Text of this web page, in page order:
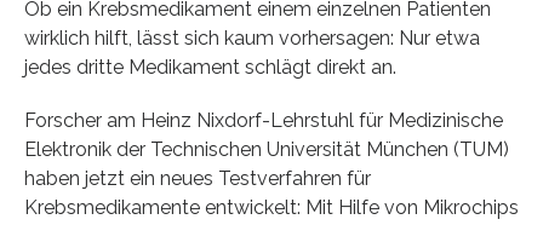
Ob ein Krebsmedikament einem einzelnen Patienten
wirklich hilft, lässt sich kaum vorhersagen: Nur etwa
jedes dritte Medikament schlägt direkt an.
Forscher am Heinz Nixdorf-Lehrstuhl für Medizinische
Elektronik der Technischen Universität München (TUM)
haben jetzt ein neues Testverfahren für
Krebsmedikamente entwickelt: Mit Hilfe von Mikrochips